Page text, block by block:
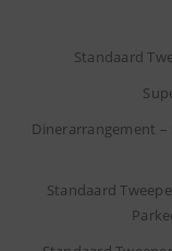
Standaard
Dinerarrangement
Standaard